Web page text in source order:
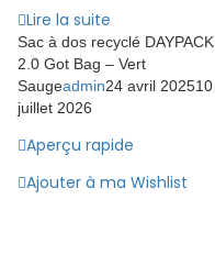
Lire la suite
Sac à dos recyclé DAYPACK
2.0 Got Bag – Vert
Saugeadmin24 avril 202510
juillet 2026
Aperçu rapide
Ajouter à ma Wishlist